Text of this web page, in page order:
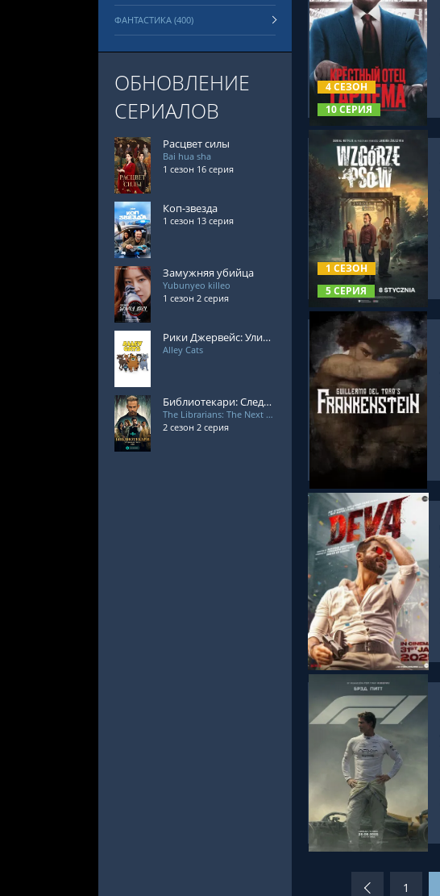
4 СЕЗОН
10 СЕРИЯ
СМОТРЕТЬ ОНЛАЙН
1 СЕЗОН
5 СЕРИЯ
СМОТРЕТЬ ОНЛАЙН
СМОТРЕТЬ ОНЛАЙН
СМОТРЕТЬ ОНЛАЙН
1
ФАНТАСТИКА (400)
ОБНОВЛЕНИЕ
СЕРИАЛОВ
Расцвет силы
Bai hua sha
1 сезон 16 серия
Коп-звезда
1 сезон 13 серия
Замужняя убийца
Yubunyeo killeo
1 сезон 2 серия
Рики Джервейс: Уличные коты
Alley Cats
Библиотекари: Следующая глава 2 сезон
The Librarians: The Next Chapter
2 сезон 2 серия